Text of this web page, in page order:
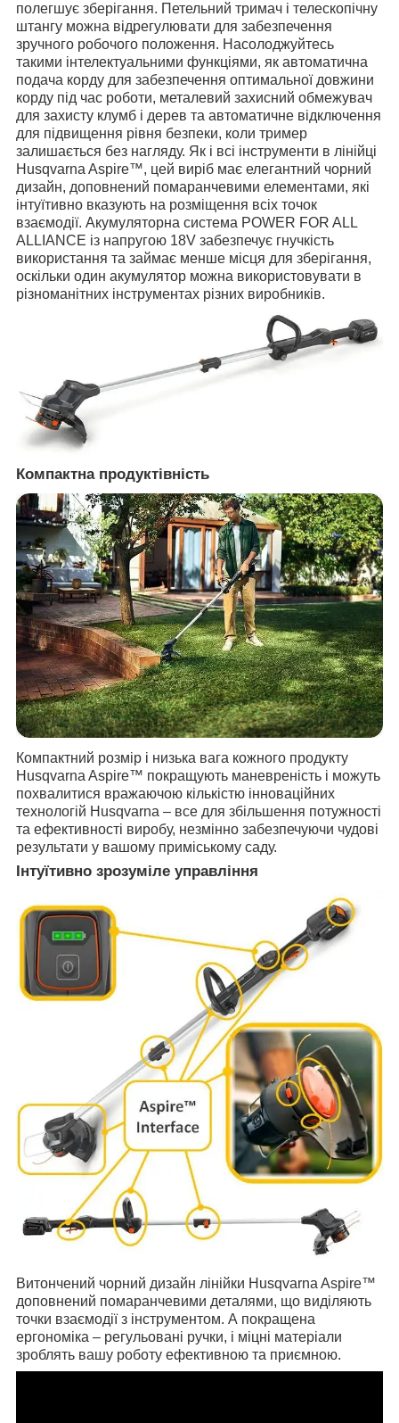
полегшує зберігання. Петельний тримач і телескопічну
штангу можна відрегулювати для забезпечення
зручного робочого положення. Насолоджуйтесь
такими інтелектуальними функціями, як автоматична
подача корду для забезпечення оптимальної довжини
корду під час роботи, металевий захисний обмежувач
для захисту клумб і дерев та автоматичне відключення
для підвищення рівня безпеки, коли тример
залишається без нагляду. Як і всі інструменти в лінійці
Husqvarna Aspire™, цей виріб має елегантний чорний
дизайн, доповнений помаранчевими елементами, які
інтуїтивно вказують на розміщення всіх точок
взаємодії. Акумуляторна система POWER FOR ALL
ALLIANCE із напругою 18V забезпечує гнучкість
використання та займає менше місця для зберігання,
оскільки один акумулятор можна використовувати в
різноманітних інструментах різних виробників.
Компактна продуктівність
Компактний розмір і низька вага кожного продукту
Husqvarna Aspire™ покращують маневреність і можуть
похвалитися вражаючою кількістю інноваційних
технологій Husqvarna – все для збільшення потужності
та ефективності виробу, незмінно забезпечуючи чудові
результати у вашому приміському саду.
Інтуїтивно зрозуміле управління
Витончений чорний дизайн лінійки Husqvarna Aspire™
доповнений помаранчевими деталями, що виділяють
точки взаємодії з інструментом. А покращена
ергономіка – регульовані ручки, і міцні матеріали
зроблять вашу роботу ефективною та приємною.